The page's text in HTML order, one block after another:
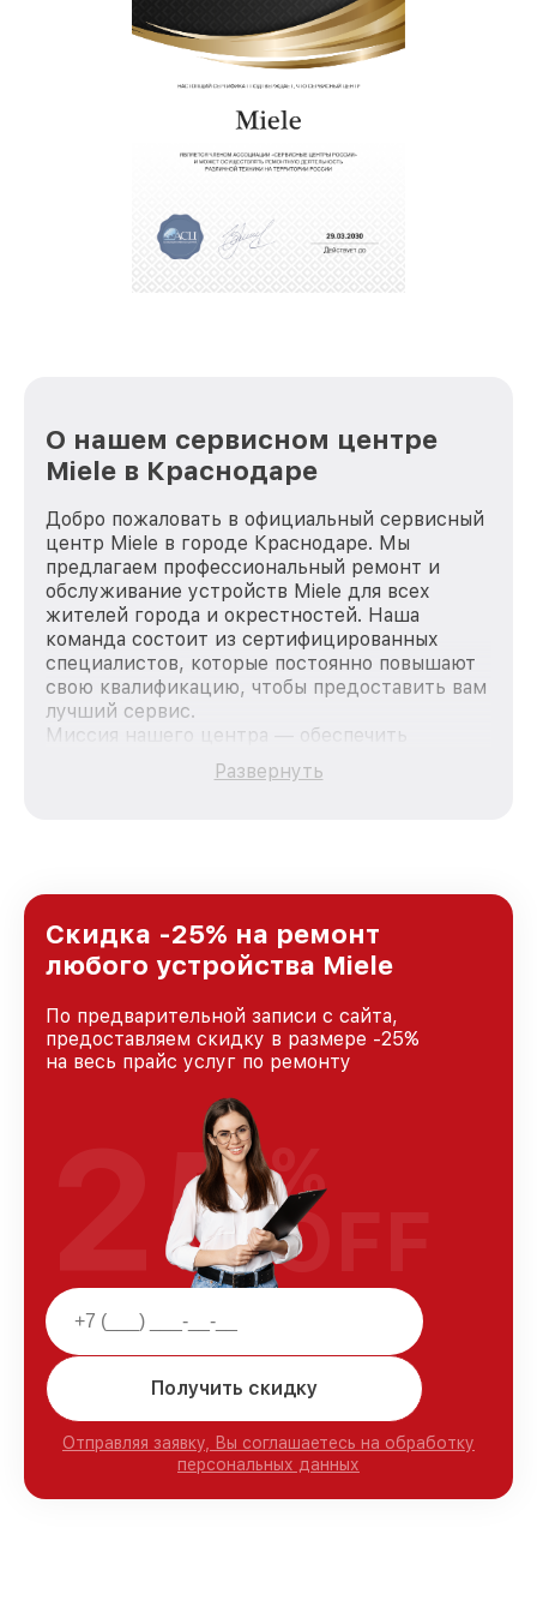
О нашем сервисном центре
Miele в Краснодаре
Добро пожаловать в официальный сервисный
центр Miele в городе Краснодаре. Мы
предлагаем профессиональный ремонт и
обслуживание устройств Miele для всех
жителей города и окрестностей. Наша
команда состоит из сертифицированных
специалистов, которые постоянно повышают
свою квалификацию, чтобы предоставить вам
лучший сервис.
Миссия нашего центра — обеспечить
качественный и доступный ремонт для
каждого пользователя продукции Miele, вне
Краснодаре, постоянно повышая уровень
доверия и лояльности наших клиентов.
Развернуть
Скидка -25% на ремонт
любого устройства Miele
По предварительной записи с сайта,
предоставляем скидку в размере -25%
на весь прайс услуг по ремонту
Получить скидку
Отправляя заявку, Вы соглашаетесь на обработку
персональных данных
25%
OFF